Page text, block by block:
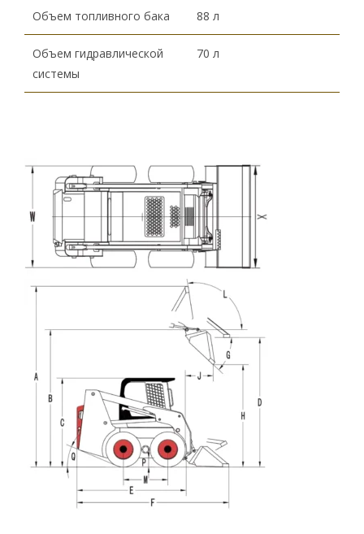
Объем топливного бака 88 л
Объем гидравлической
системы
70 л